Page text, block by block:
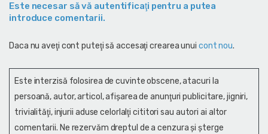
Este necesar să vă autentificaţi pentru a putea
introduce comentarii.
Daca nu aveţi cont puteţi să accesaţi crearea unui cont nou.
Este interzisă folosirea de cuvinte obscene, atacuri la
persoană, autor, articol, afişarea de anunţuri publicitare, jigniri,
trivialităţi, injurii aduse celorlalţi cititori sau autori ai altor
comentarii. Ne rezervăm dreptul de a cenzura și şterge